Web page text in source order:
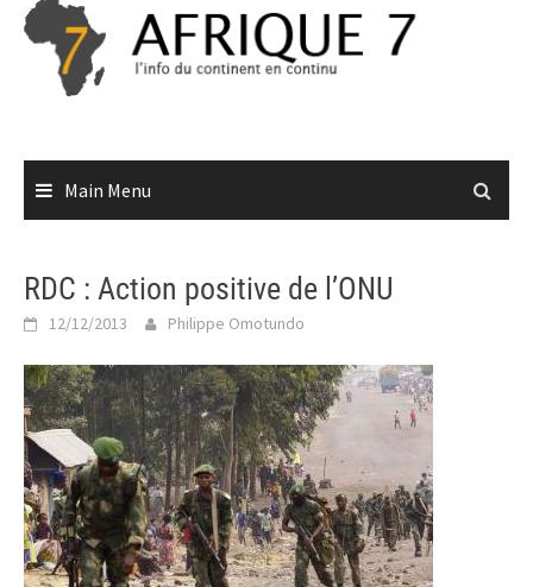
Skip
content
Main Menu
RDC : Action positive de l’ONU
12/12/2013 Philippe Omotundo